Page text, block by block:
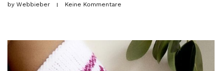
by Webbieber Keine Kommentare